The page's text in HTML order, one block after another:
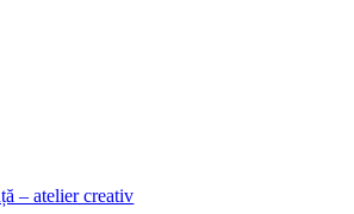
– atelier creativ